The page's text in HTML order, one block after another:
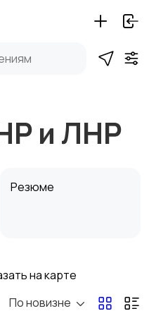
и ЛНР
Резюме
на карте
По новизне